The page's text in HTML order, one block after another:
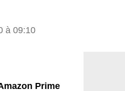
à 09:10
Prime